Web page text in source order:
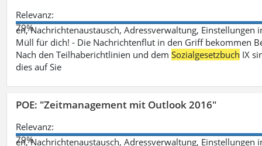
Relevanz:
79%
en, Nachrichtenaustausch, Adressverwaltung,
Müll für dich! - Die Nachrichtenflut in den Griff bekommen
Nach den Teilhaberichtlinien und demSozialgesetzbuch IX
dies auf Sie
POE: "Zeitmanagement mit Outlook 2016"
Relevanz:
79%
en, Nachrichtenaustausch, Adressverwaltung,